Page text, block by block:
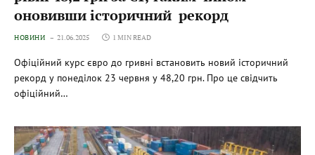
оновивши історичний рекорд
НОВИНИ 21.06.2025 1 MIN READ
Офіційний курс євро до гривні встановить новий історичний
рекорд у понеділок 23 червня у 48,20 грн. Про це свідчить
офіційний…